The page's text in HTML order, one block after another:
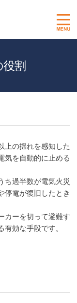
割
上の揺れを感知した
気を自動的に止める
ち過半数が電気火災
停電が復旧したとき
カーを切って避難す
効な手段です。